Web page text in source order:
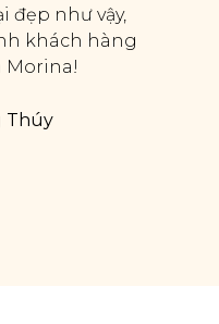
đẹp như vậy,
khách hàng
Morina!
Thúy